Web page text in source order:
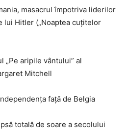
masacrul împotriva liderilor
Hitler („Noaptea cuțitelor
„Pe aripile vântului” al
Mitchell
față de Belgia
totală de soare a secolului